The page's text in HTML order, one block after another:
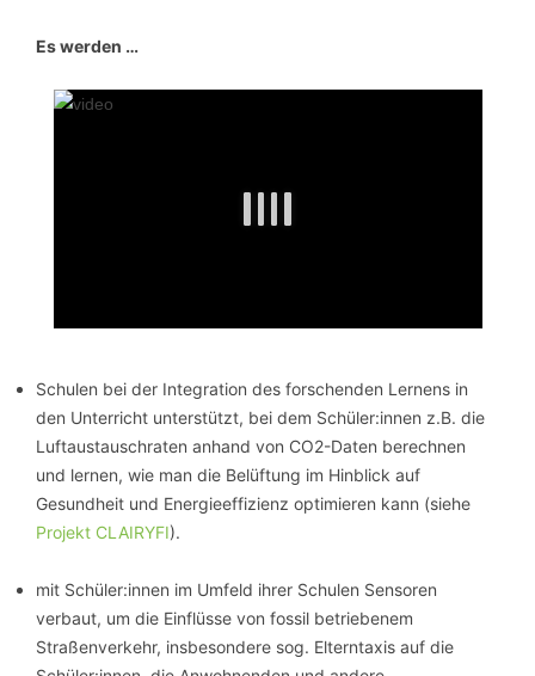
Es werden …
Schulen bei der Integration des forschenden Lernens in
den Unterricht unterstützt, bei dem Schüler:innen z.B. die
Luftaustauschraten anhand von CO2-Daten berechnen
und lernen, wie man die Belüftung im Hinblick auf
Gesundheit und Energieeffizienz optimieren kann (siehe
Projekt CLAIRYFI).
mit Schüler:innen im Umfeld ihrer Schulen Sensoren
verbaut, um die Einflüsse von fossil betriebenem
Straßenverkehr, insbesondere sog. Elterntaxis auf die